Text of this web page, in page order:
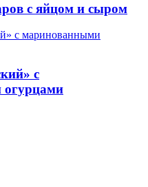
с яйцом и сыром
с